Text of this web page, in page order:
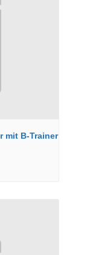
mit B-Trainer